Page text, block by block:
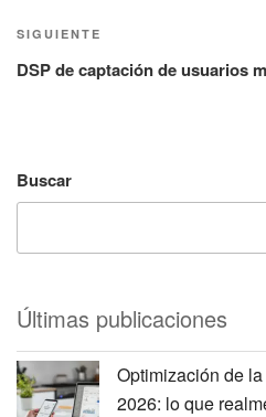
Siguiente
entrada
SIGUIENTE
DSP de captación de usuarios
Buscar
Últimas publicaciones
Optimización de
2026: lo que